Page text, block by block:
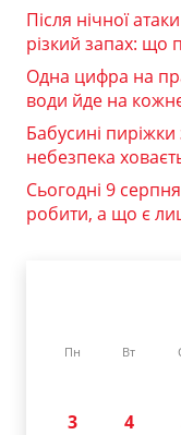
Після нічної
різкий запах: що
Одна цифра на
води йде на
Бабусині
небезпека
Сьогодні 9
робити, а що є
Пн Вт
3
4